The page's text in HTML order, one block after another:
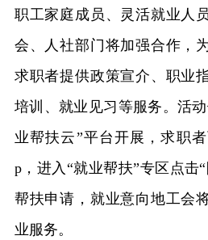
职工家庭成员、灵活就业人
会、人社部门将加强合作，
求职者提供政策宣介、职业
培训、就业见习等服务。活
业帮扶云”平台开展，求职
p，进入“就业帮扶”专区点击
帮扶申请，就业意向地工会
业服务。